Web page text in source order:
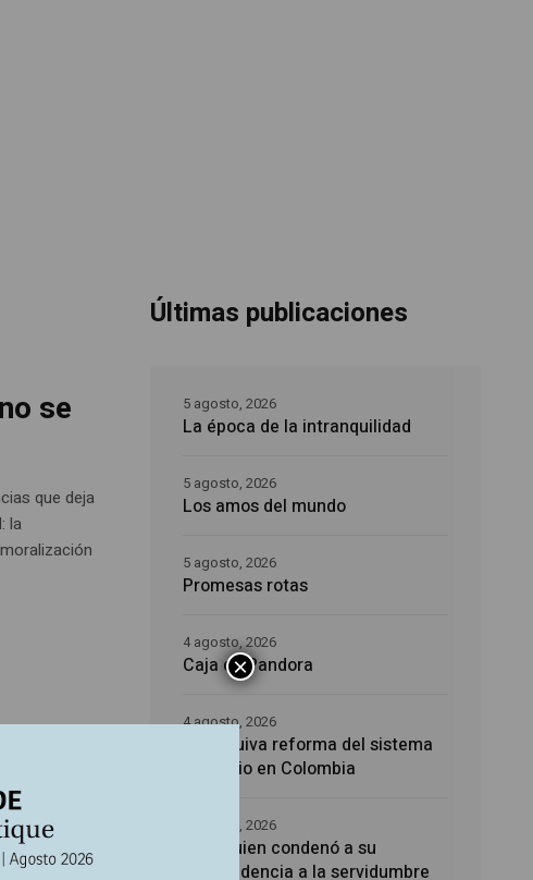
se
que deja
la
y
de las
Últimas publicaciones
La época de la intranquilidad
5 agosto, 2026
Los amos del mundo
5 agosto, 2026
Promesas rotas
5 agosto, 2026
Caja de Pandora
4 agosto, 2026
La esquiva reforma del sistema
sanitario en Colombia
4 agosto, 2026
Noé, quien condenó a su
descendencia a la servidumbre
4 agosto, 2026
×